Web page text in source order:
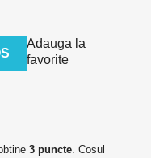
Adauga la
favorite
3 puncte. Cosul